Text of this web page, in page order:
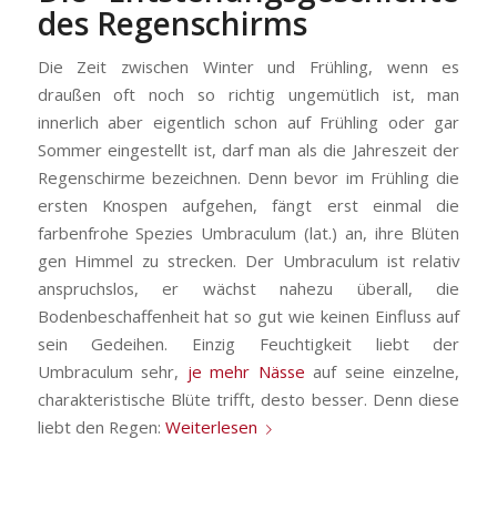
des Regenschirms
Die Zeit zwischen Winter und Frühling, wenn es
draußen oft noch so richtig ungemütlich ist, man
innerlich aber eigentlich schon auf Frühling oder gar
Sommer eingestellt ist, darf man als die Jahreszeit der
Regenschirme bezeichnen. Denn bevor im Frühling die
ersten Knospen aufgehen, fängt erst einmal die
farbenfrohe Spezies Umbraculum (lat.) an, ihre Blüten
gen Himmel zu strecken. Der Umbraculum ist relativ
anspruchslos, er wächst nahezu überall, die
Bodenbeschaffenheit hat so gut wie keinen Einfluss auf
sein Gedeihen. Einzig Feuchtigkeit liebt der
Umbraculum sehr, je mehr Nässe auf seine einzelne,
charakteristische Blüte trifft, desto besser. Denn diese
liebt den Regen: Weiterlesen